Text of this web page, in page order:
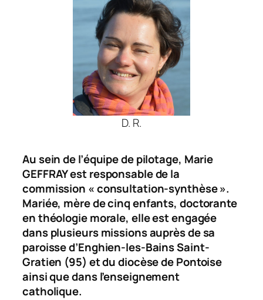
D. R.
Au sein de l’équipe de pilotage, Marie
GEFFRAY est responsable de la
commission « consultation-synthèse ».
Mariée, mère de cinq enfants, doctorante
en théologie morale, elle est engagée
dans plusieurs missions auprès de sa
paroisse d’Enghien-les-Bains Saint-
Gratien (95) et du diocèse de Pontoise
ainsi que dans l’enseignement
catholique.